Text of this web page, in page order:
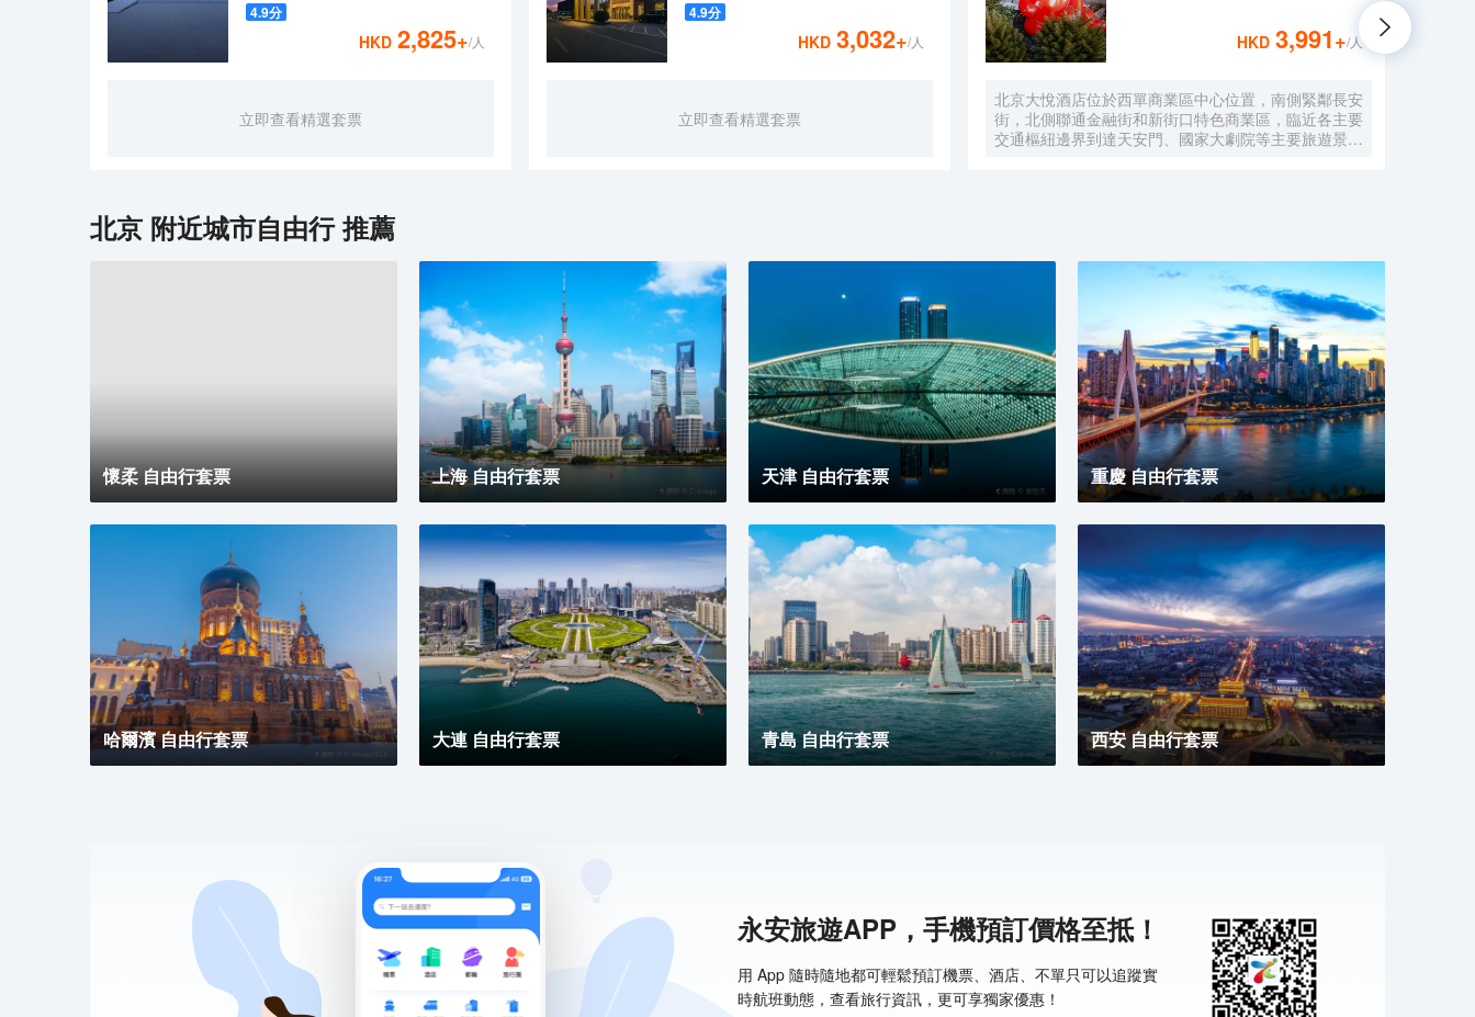
4.9分
HKD 2,825+/人
立即查看精選套票
4.9分
HKD 3,032+/人
立即查看精選套票
HKD 3,991+/人
北京大悅酒店位於西單商業區中心位置，南側緊鄰長安
街，北側聯通金融街和新街口特色商業區，臨近各主要
交通樞紐邊界到達天安門、國家大劇院等主要旅遊景
大悅酒店可盡情暢享歡樂時光！<br>Le Joy大悅酒店
擁有三百餘間唯美客房，清新脫俗，簡單大氣的裝修風
格，讓客人在商旅之餘，享受溫馨舒適的居住環境；同
時還有19種主題定製房型可供挑選，入住主題客房感
受與以往截然不同的奇趣體驗。<br>酒店內配套設施
完善，爲差旅精英客們提供舒適便利的辦公環境，讓社
交具有更多可能性；TONG POWER運動生活館與
Parksquare 園庭高端餐廳亦可精緻您的差旅時光。
北京 附近城市自由行 推薦
懷柔 自由行套票 上海 自由行套票 天津 自由行套票 重慶 自由行套票
哈爾濱 自由行套票 大連 自由行套票 青島 自由行套票 西安 自由行套票
永安旅遊APP，手機預訂價格至抵！
用 App 隨時隨地都可輕鬆預訂機票、酒店、不單只可以追蹤實
時航班動態，查看旅行資訊，更可享獨家優惠！